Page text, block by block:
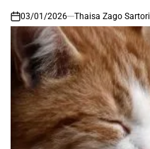
on
03/01/2026 Thaisa Zago Sartori